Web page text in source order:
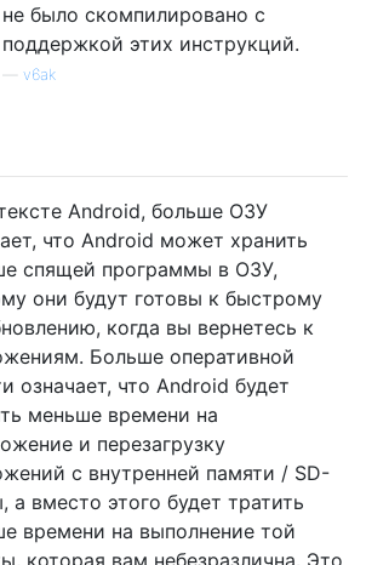
не было скомпилировано с
поддержкой этих инструкций.
v6ak
Android, больше ОЗУ
что Android может хранить
спящей программы в ОЗУ,
они будут готовы к быстрому
когда вы вернетесь к
Больше оперативной
означает, что Android будет
меньше времени на
и перезагрузку
с внутренней памяти / SD-
а вместо этого будет тратить
времени на выполнение той
которая вам небезразлична. Это